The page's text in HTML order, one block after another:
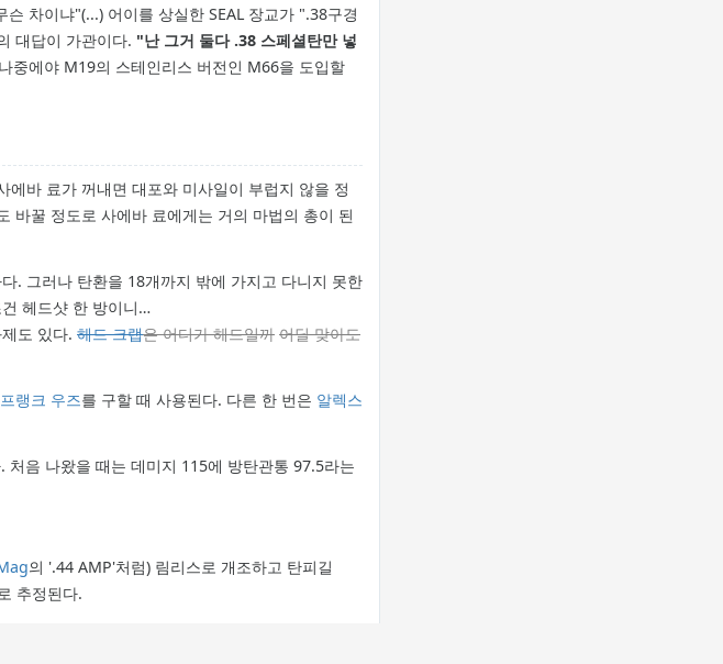
차이냐"(...) 어이를 상실한 SEAL 장교가 ".38구경
대답이 가관이다. "난 그거 둘다 .38 스페셜탄만 넣
중에야 M19의 스테인리스 버전인 M66을 도입할
바 료가 꺼내면 대포와 미사일이 부럽지 않을 정
바꿀 정도로 사에바 료에게는 거의 마법의 총이 된
. 그러나 탄환을 18개까지 밖에 가지고 다니지 못한
헤드샷 한 방이니…
도 있다. 헤드 크랩은 어디가 헤드일까 어딜 맞아도
프랭크 우즈를 구할 때 사용된다. 다른 한 번은 알렉스
처음 나왔을 때는 데미지 115에 방탄관통 97.5라는
의 '.44 AMP'처럼) 림리스로 개조하고 탄피길
추정된다.